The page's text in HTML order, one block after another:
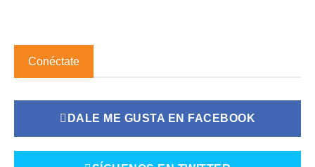
Conéctate
DALE ME GUSTA EN FACEBOOK